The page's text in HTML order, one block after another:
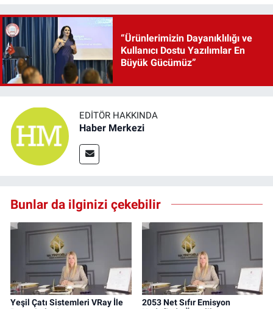
“Ürünlerimizin Dayanıklılığı ve
Kullanıcı Dostu Yazılımlar En
Büyük Gücümüz”
EDITÖR HAKKINDA
Haber Merkezi
Bunlar da ilginizi çekebilir
Yeşil Çatı Sistemleri VRay İle
2053 Net Sıfır Emisyon